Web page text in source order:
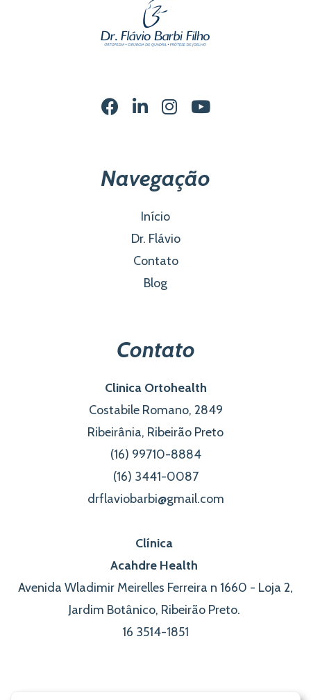
Navegação
Início
Dr. Flávio
Contato
Blog
Contato
Clinica Ortohealth
Costabile Romano, 2849
Ribeirânia, Ribeirão Preto
(16) 99710-8884
(16) 3441-0087
drflaviobarbi@gmail.com
Clínica
Acahdre Health
Avenida Wladimir Meirelles Ferreira n 1660 - Loja 2,
Jardim Botânico, Ribeirão Preto.
16 3514-1851